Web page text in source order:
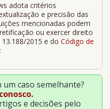
adota critérios
e precisão das
mencionadas podem
ou exercer direito
2015 e do Código de
:
caso semelhante?
e decisões pelo